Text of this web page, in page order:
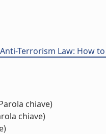
Terrorism Law: How
chiave)
chiave)